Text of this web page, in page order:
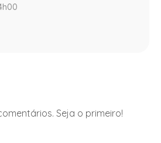
Seja o primeiro!